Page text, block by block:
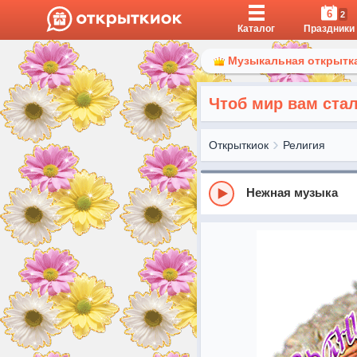
Каталог
6 2
Праздники
Музыкальная
Чтоб мир вам
Открыткиок Религия
Нежная музыка